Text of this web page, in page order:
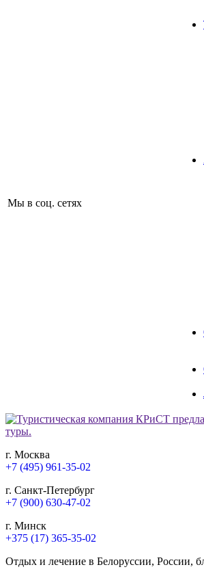
Мы в соц. сетях
г. Москва
+7 (495) 961-35-02
г. Санкт-Петербург
+7 (900) 630-47-02
г. Минск
+375 (17) 365-35-02
Отдых и лечение в Белоруссии, России,